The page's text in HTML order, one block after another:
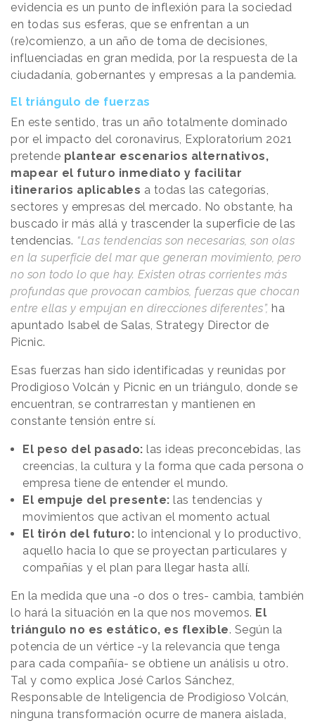
evidencia es un punto de inflexión para la sociedad
en todas sus esferas, que se enfrentan a un
(re)comienzo, a un año de toma de decisiones,
influenciadas en gran medida, por la respuesta de la
ciudadanía, gobernantes y empresas a la pandemia.
El triángulo de fuerzas
En este sentido, tras un año totalmente dominado
por el impacto del coronavirus, Exploratorium 2021
pretende plantear escenarios alternativos,
mapear el futuro inmediato y facilitar
itinerarios aplicables a todas las categorías,
sectores y empresas del mercado. No obstante, ha
buscado ir más allá y trascender la superficie de las
tendencias. “Las tendencias son necesarias, son olas
en la superficie del mar que generan movimiento, pero
no son todo lo que hay. Existen otras corrientes más
profundas que provocan cambios, fuerzas que chocan
entre ellas y empujan en direcciones diferentes”, ha
apuntado Isabel de Salas, Strategy Director de
Picnic.
Esas fuerzas han sido identificadas y reunidas por
Prodigioso Volcán y Picnic en un triángulo, donde se
encuentran, se contrarrestan y mantienen en
constante tensión entre sí.
El peso del pasado: las ideas preconcebidas, las
creencias, la cultura y la forma que cada persona o
empresa tiene de entender el mundo.
El empuje del presente: las tendencias y
movimientos que activan el momento actual
El tirón del futuro: lo intencional y lo productivo,
aquello hacia lo que se proyectan particulares y
compañías y el plan para llegar hasta allí.
En la medida que una -o dos o tres- cambia, también
lo hará la situación en la que nos movemos. El
triángulo no es estático, es flexible. Según la
potencia de un vértice -y la relevancia que tenga
para cada compañía- se obtiene un análisis u otro.
Tal y como explica José Carlos Sánchez,
Responsable de Inteligencia de Prodigioso Volcán,
ninguna transformación ocurre de manera aislada,